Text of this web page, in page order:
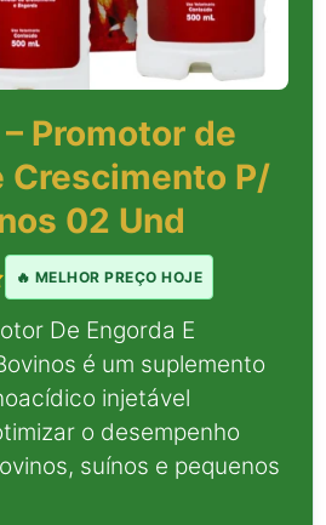
Promotor de
Crescimento P/
02 Und
🔥 MELHOR PREÇO HOJE
De Engorda E
é um suplemento
injetável
o desempenho
suínos e pequenos